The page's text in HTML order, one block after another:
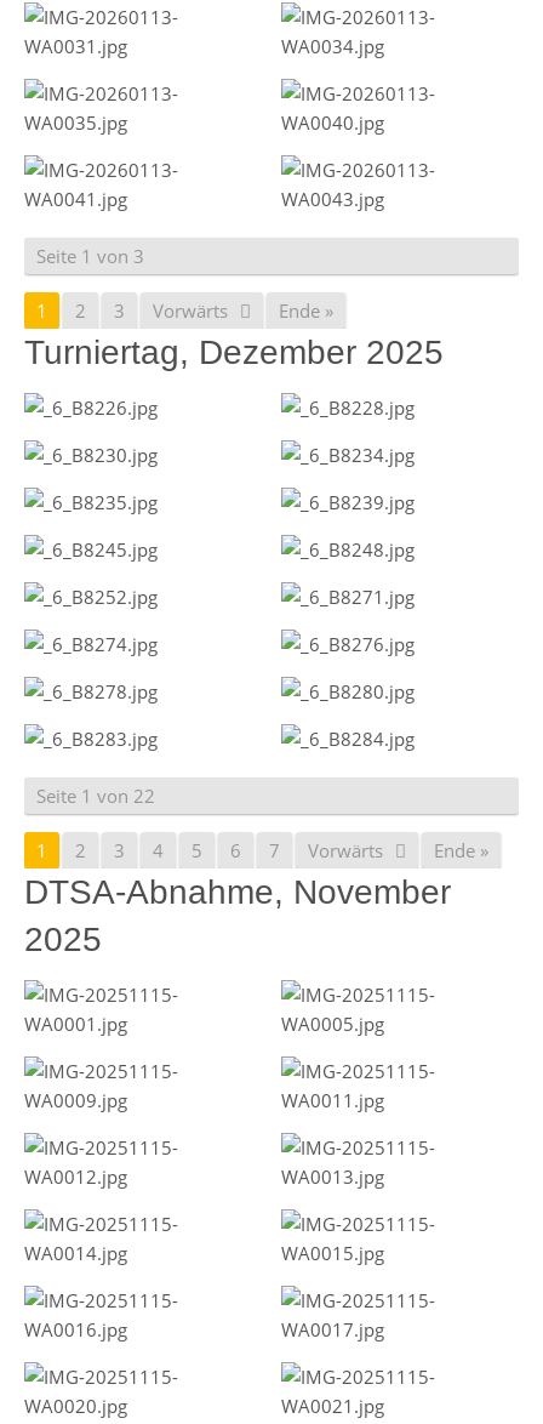
Seite 1 von 3
1 2 3 Vorwärts Ende »
Turniertag, Dezember 2025
Seite 1 von 22
1 2 3 4 5 6 7 Vorwärts Ende »
DTSA-Abnahme, November
2025